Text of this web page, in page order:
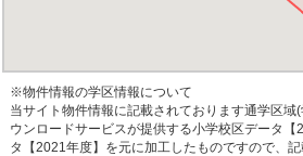
※物件情報の学区情報について
当サイト物件情報に記載されております通学区
ウンロードサービスが提供する小学校区データ
タ【2021年度】を元に加工したものですので、